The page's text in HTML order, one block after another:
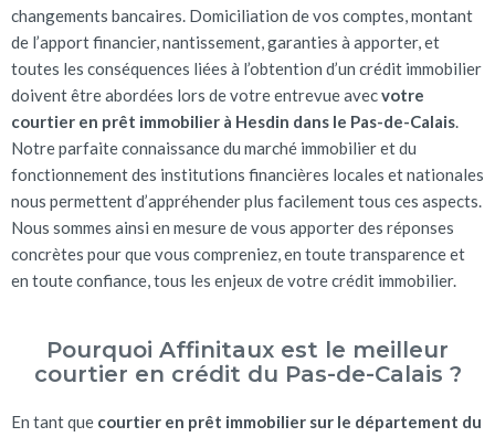
changements bancaires. Domiciliation de vos comptes, montant
de l’apport financier, nantissement, garanties à apporter, et
toutes les conséquences liées à l’obtention d’un crédit immobilier
doivent être abordées lors de votre entrevue avecvotre
courtier en prêt immobilier à Hesdin dans le Pas-de-Calais.
Notre parfaite connaissance du marché immobilier et du
fonctionnement des institutions financières locales et nationales
nous permettent d’appréhender plus facilement tous ces aspects.
Nous sommes ainsi en mesure de vous apporter des réponses
concrètes pour que vous compreniez, en toute transparence et
en toute confiance, tous les enjeux de votre crédit immobilier.
Pourquoi Affinitaux est le meilleur
courtier en crédit du Pas-de-Calais ?
En tant que courtier en prêt immobilier sur le département du